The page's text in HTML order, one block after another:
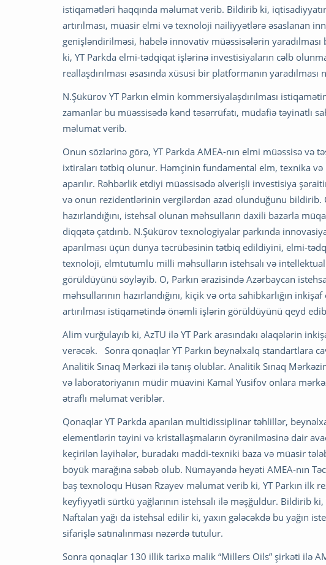
istiqamətləri haqqında məlumat verib. Bildirib ki,
artırılması, müasir elmi və texnoloji nailiyyətlərə əsaslanan
genişləndirilməsi, habelə innovativ müəssisələrin
ki, YT Parkda elmi-tədqiqat işlərinə investisiyaların cəlb
reallaşdırılması əsasında xüsusi bir platformanın
N.Şükürov YT Parkın elmin kommersiyalaşdırılması
zamanlar bu müəssisədə kənd təsərrüfatı, müdafiə təyinatlı
məlumat verib.
Onun sözlərinə görə, YT Parkda AMEA-nın elmi müəssisə və
ixtiraları tətbiq olunur. Həmçinin fundamental elm, texnika
aparılır. Rəhbərlik etdiyi müəssisədə əlverişli investisiya
və onun rezidentlərinin vergilərdən azad olunduğunu bildirib.
hazırlandığını, istehsal olunan məhsulların daxili bazarla
diqqətə çatdırıb. N.Şükürov texnologiyalar parkında
aparılması üçün dünya təcrübəsinin tətbiq edildiyini, elmi-
texnoloji, elmtutumlu milli məhsulların istehsalı və
görüldüyünü söyləyib. O, Parkın ərazisində Azərbaycan
məhsullarının hazırlandığını, kiçik və orta sahibkarlığın
artırılması istiqamətində önəmli işlərin görüldüyünü qeyd
Alim vurğulayıb ki, AzTU ilə YT Park arasındakı əlaqələrin
verəcək. Sonra qonaqlar YT Parkın beynəlxalq standartlara
Analitik Sınaq Mərkəzi ilə tanış olublar. Analitik Sınaq
və laboratoriyanın müdir müavini Kamal Yusifov onlara
ətraflı məlumat veriblər.
Qonaqlar YT Parkda aparılan multidissiplinar təhlillər,
elementlərin təyini və kristallaşmaların öyrənilməsinə dair
keçirilən layihələr, buradakı maddi-texniki baza və müasir
böyük marağına səbəb olub. Nümayəndə heyəti AMEA-nın
baş texnoloqu Hüsən Rzayev məlumat verib ki, YT Parkın ilk
keyfiyyətli sürtkü yağlarının istehsalı ilə məşğuldur. Bildirib
Naftalan yağı da istehsal edilir ki, yaxın gələcəkdə bu yağın
sifarişlə satınalınması nəzərdə tutulur.
Sonra qonaqlar 130 illik tarixə malik “Millers Oils” şirkəti ilə